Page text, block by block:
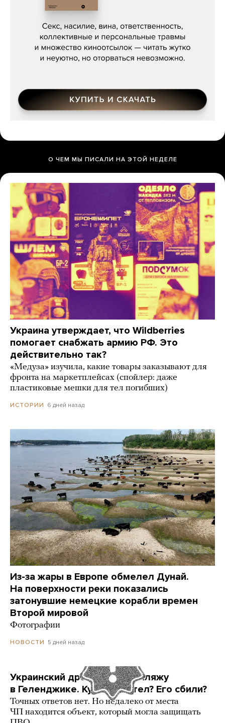
Сергей Кузнецов, «Мясорубка
О ЧЕМ МЫ ПИСАЛИ НА ЭТОЙ НЕДЕЛЕ
Украина утверждает, что Wildberries
помогает снабжать армию РФ. Это
действительно так?
«Медуза» изучила, какие товары заказывают для
фронта на маркетплейсах (спойлер: даже
пластиковые мешки для тел погибших)
ИСТОРИИ 6 дней назад
Из-за жары в Европе обмелел Дунай.
На поверхности реки показались
затонувшие немецкие корабли времен
Второй мировой
Фотографии
НОВОСТИ 5 дней назад
Украинский дрон попал по пляжу
в Геленджике. Куда он летел? Его сбили?
Точных ответов нет. Но недалеко от места
ЧП находится объект, который могла защищать